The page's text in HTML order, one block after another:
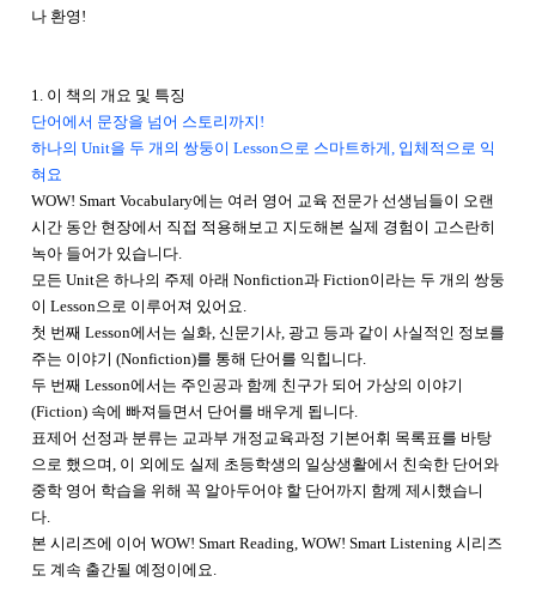
나 환영!
1. 이 책의 개요 및 특징
단어에서 문장을 넘어 스토리까지!
하나의 Unit을 두 개의 쌍둥이 Lesson으로 스마트하게, 입체적으로 익
혀요
WOW! Smart Vocabulary에는 여러 영어 교육 전문가 선생님들이 오랜
시간 동안 현장에서 직접 적용해보고 지도해본 실제 경험이 고스란히
녹아 들어가 있습니다.
모든 Unit은 하나의 주제 아래 Nonfiction과 Fiction이라는 두 개의 쌍둥
이 Lesson으로 이루어져 있어요.
첫 번째 Lesson에서는 실화, 신문기사, 광고 등과 같이 사실적인 정보를
주는 이야기 (Nonfiction)를 통해 단어를 익힙니다.
두 번째 Lesson에서는 주인공과 함께 친구가 되어 가상의 이야기
(Fiction) 속에 빠져들면서 단어를 배우게 됩니다.
표제어 선정과 분류는 교과부 개정교육과정 기본어휘 목록표를 바탕
으로 했으며, 이 외에도 실제 초등학생의 일상생활에서 친숙한 단어와
중학 영어 학습을 위해 꼭 알아두어야 할 단어까지 함께 제시했습니
다.
본 시리즈에 이어 WOW! Smart Reading, WOW! Smart Listening 시리즈
도 계속 출간될 예정이에요.